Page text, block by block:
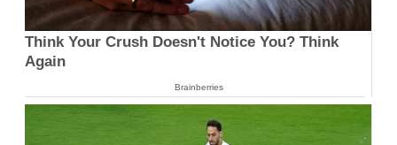
Think Your Crush Doesn't Notice You? Think
Again
Brainberries